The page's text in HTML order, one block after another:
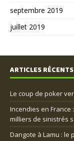
septembre 2019
juillet 2019
ARTICLES RÉCENTS
Le coup de poker
Incendies en
milliers de sinistrés
Dangote à Lamu : le